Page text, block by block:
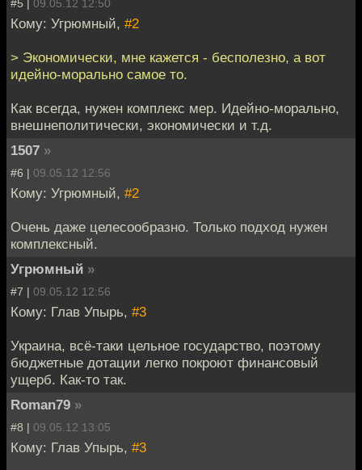
#5 | 09.05.12 12:50
Кому: Угрюмный, #2
> Экономически, мне кажется - бесполезно, а вот
идейно-морально самое то.
Как всегда, нужен комплекс мер. Идейно-морально,
внешнеполитически, экономически и т.д.
1507 »
#6 | 09.05.12 12:56
Кому: Угрюмный, #2
Очень даже целесообразно. Только подход нужен
комплексный.
Угрюмный »
#7 | 09.05.12 12:56
Кому: Глав Упырь, #3
Украина, всё-таки цельное государство, поэтому
бюджетные дотации легко покроют финансовый
ущерб. Как-то так.
Roman79 »
#8 | 09.05.12 13:05
Кому: Глав Упырь, #3